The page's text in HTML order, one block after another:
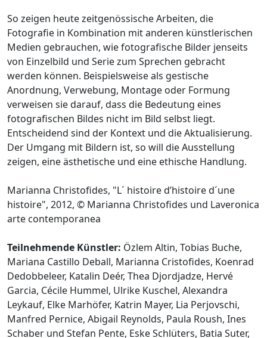
So zeigen heute zeitgenössische Arbeiten, die
Fotografie in Kombination mit anderen künstlerischen
Medien gebrauchen, wie fotografische Bilder jenseits
von Einzelbild und Serie zum Sprechen gebracht
werden können. Beispielsweise als gestische
Anordnung, Verwebung, Montage oder Formung
verweisen sie darauf, dass die Bedeutung eines
fotografischen Bildes nicht im Bild selbst liegt.
Entscheidend sind der Kontext und die Aktualisierung.
Der Umgang mit Bildern ist, so will die Ausstellung
zeigen, eine ästhetische und eine ethische Handlung.
Marianna Christofides, "L´ histoire d’histoire d´une
histoire", 2012, © Marianna Christofides und Laveronica
arte contemporanea
Teilnehmende Künstler: Özlem Altin, Tobias Buche,
Mariana Castillo Deball, Marianna Cristofides, Koenrad
Dedobbeleer, Katalin Deér, Thea Djordjadze, Hervé
Garcia, Cécile Hummel, Ulrike Kuschel, Alexandra
Leykauf, Elke Marhöfer, Katrin Mayer, Lia Perjovschi,
Manfred Pernice, Abigail Reynolds, Paula Roush, Ines
Schaber und Stefan Pente, Eske Schlüters, Batia Suter,